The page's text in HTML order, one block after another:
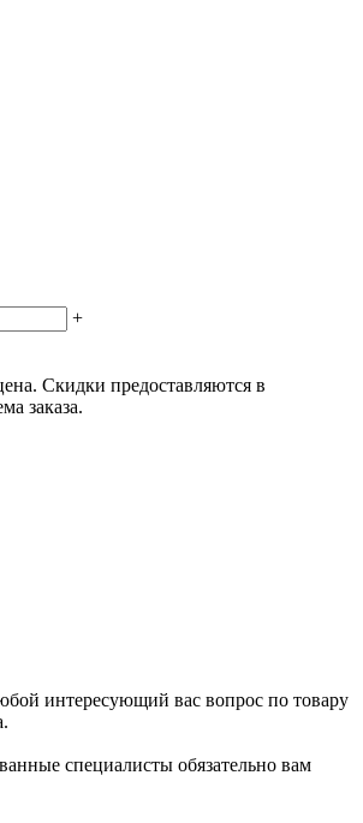
+
Скидки предоставляются в
заказа.
интересующий вас вопрос по товару
специалисты обязательно вам